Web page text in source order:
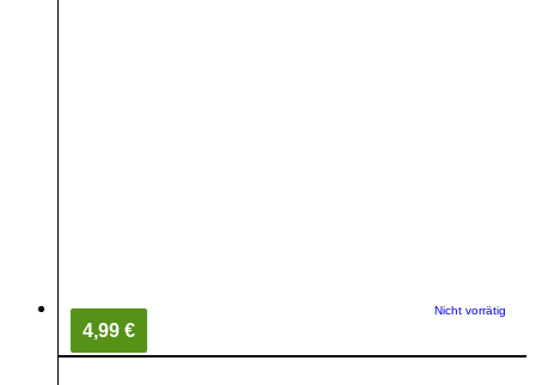
Nicht vorrätig
4,99 €